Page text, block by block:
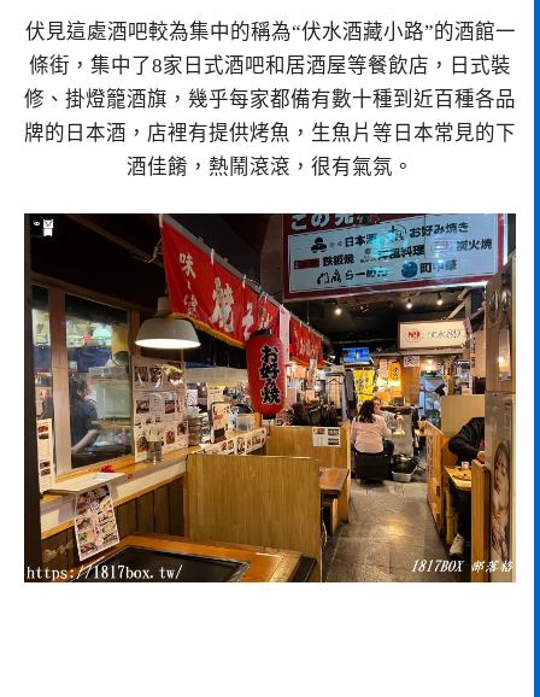
伏見這處酒吧較為集中的稱為“伏水酒藏小路”的酒館一
條街，集中了8家日式酒吧和居酒屋等餐飲店，日式裝
修、掛燈籠酒旗，幾乎每家都備有數十種到近百種各品
牌的日本酒，店裡有提供烤魚，生魚片等日本常見的下
酒佳餚，熱鬧滾滾，很有氣氛。